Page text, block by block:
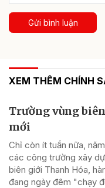
Gửi bình luận
XEM THÊM CHÍNH
Trường vùng
mới
Chỉ còn ít tuần nữa,
các công trường xây
biên giới Thanh Hóa,
đang ngày đêm "chạy